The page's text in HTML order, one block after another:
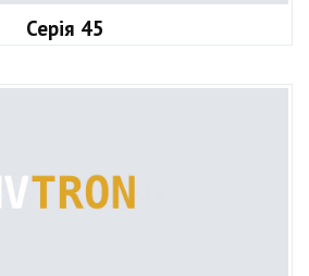
Серія 45